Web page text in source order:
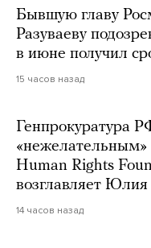
Бывшую главу
Разуваеву
в июне получил
15 часов назад
Генпрокуратура
Human Rights
возглавляет
14 часов назад